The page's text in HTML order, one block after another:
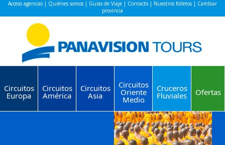
Acceso agencias | Quiénes somos | Guías de Viaje | Contacto | Nuestros folletos | Cambiar
provincia
Circuitos
Europa
Circuitos
América
Circuitos
Asia
Circuitos
Oriente
Medio
Cruceros
Fluviales Ofertas